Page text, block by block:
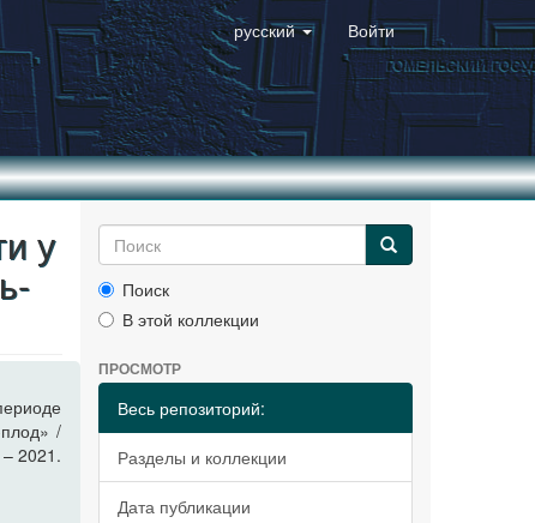
русский Войти
у
/
2021.
Поиск
В этой коллекции
ПРОСМОТР
Весь репозиторий:
Разделы и коллекции
Дата публикации